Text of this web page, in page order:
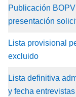
Publicación
presentación
Lista provisional
excluido
Lista definitiva
y fecha entrevistas